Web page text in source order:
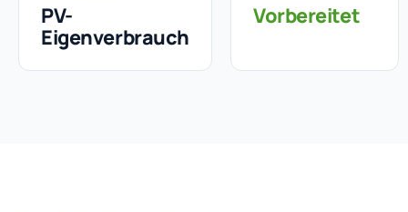
PV-
Eigenverbrauch
Vorbereitet